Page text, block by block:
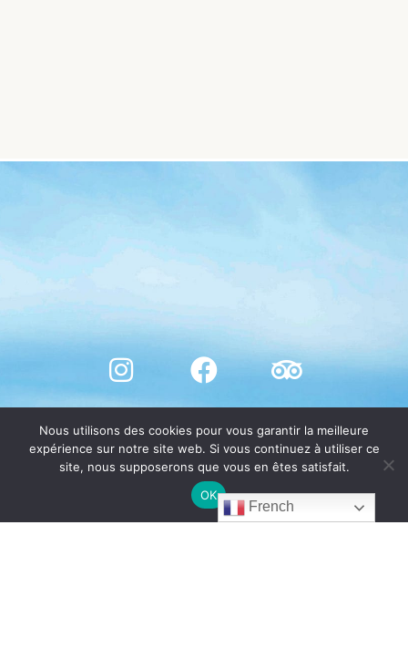
French
Nous utilisons des cookies pour vous garantir la meilleure
expérience sur notre site web. Si vous continuez à utiliser ce
site, nous supposerons que vous en êtes satisfait.
OK